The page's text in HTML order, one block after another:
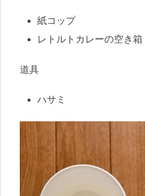
紙コップ
レトルトカレーの空き箱
道具
ハサミ